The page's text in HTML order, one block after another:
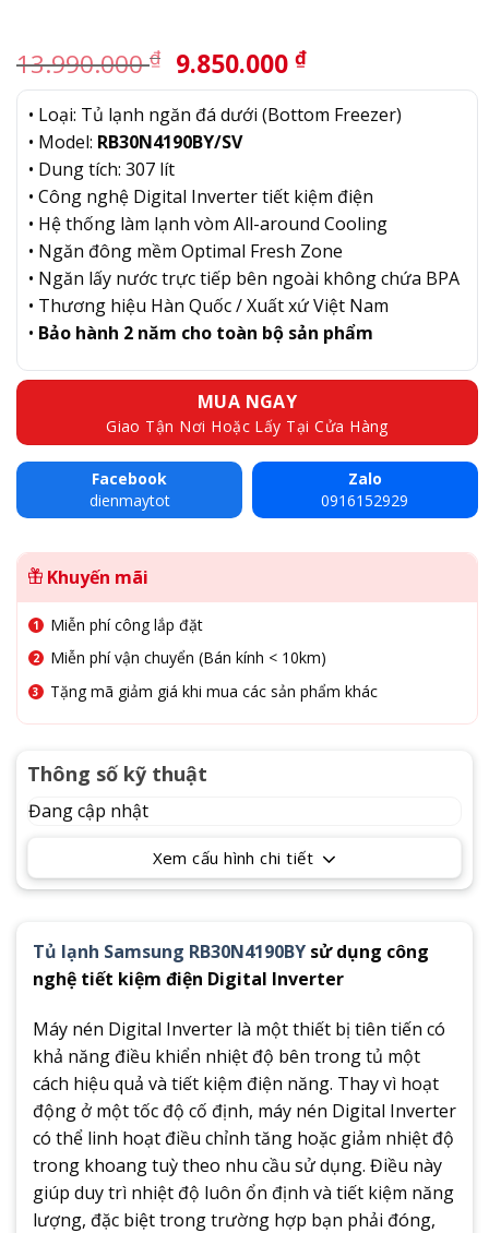
13.990.000₫ Giá
gốc
là:
13.990.000 ₫.
9.850.000 ₫Giá
hiện
tại
• Loại: Tủ lạnh ngăn đá dưới (Bottom Freezer)
• Model: RB30N4190BY/SV
• Dung tích: 307 lít
• Công nghệ Digital Inverter tiết kiệm điện
• Hệ thống làm lạnh vòm All-around Cooling
• Ngăn đông mềm Optimal Fresh Zone
• Ngăn lấy nước trực tiếp bên ngoài không chứa BPA
• Thương hiệu Hàn Quốc / Xuất xứ Việt Nam
• Bảo hành 2 năm cho toàn bộ sản phẩm
MUA NGAY
Giao Tận Nơi Hoặc Lấy Tại Cửa Hàng
Facebook
dienmaytot
Zalo
0916152929
Khuyến mãi
Miễn phí công lắp đặt
Miễn phí vận chuyển (Bán kính < 10km)
Tặng mã giảm giá khi mua các sản phẩm khác
Tủ lạnh Samsung RB30N4190BY sử dụng công
nghệ tiết kiệm điện Digital Inverter
Máy nén Digital Inverter là một thiết bị tiên tiến có
khả năng điều khiển nhiệt độ bên trong tủ một
cách hiệu quả và tiết kiệm điện năng. Thay vì hoạt
động ở một tốc độ cố định, máy nén Digital Inverter
có thể linh hoạt điều chỉnh tăng hoặc giảm nhiệt độ
trong khoang tuỳ theo nhu cầu sử dụng. Điều này
giúp duy trì nhiệt độ luôn ổn định và tiết kiệm năng
lượng, đặc biệt trong trường hợp bạn phải đóng,
Thông số kỹ thuật
Đang cập nhật
Xem cấu hình chi tiết